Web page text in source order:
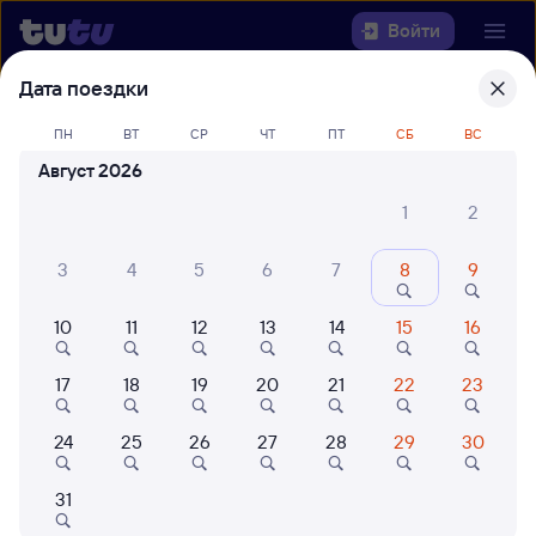
Войти
билеты Анзёби — Сулея
Когда
Найти поезда
Дата поездки
ПН ВТ СР ЧТ ПТ СБ ВС
Август 2026
1
2
3 4 5 6 7 8 9
10 11 12 13 14 15 16
17 18 19 20 21 22 23
24 25 26 27 28 29 30
31